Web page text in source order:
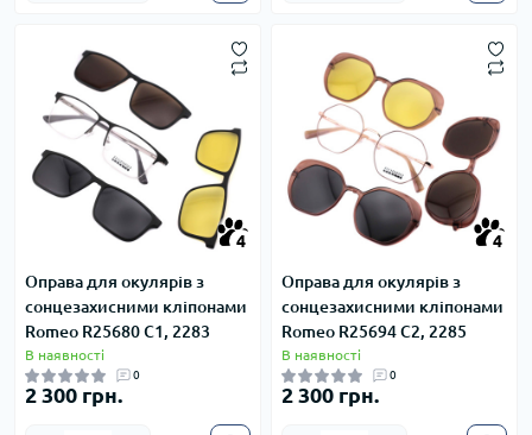
4
4
Оправа для окулярів з
сонцезахисними кліпонами
Romeo R25680 С1, 2283
В наявності
0
2 300 грн.
4
4
Оправа для окулярів з
сонцезахисними кліпонами
Romeo R25694 С2, 2285
В наявності
0
2 300 грн.